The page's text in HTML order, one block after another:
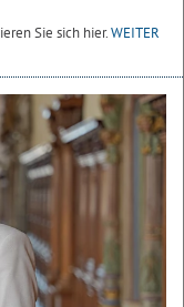
Sie sich hier.WEITER